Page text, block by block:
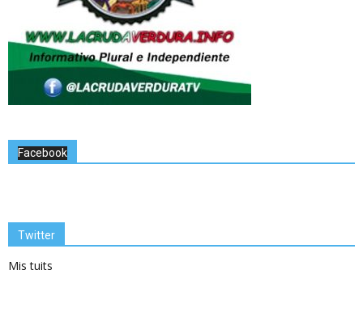
Facebook
Twitter
Mis tuits